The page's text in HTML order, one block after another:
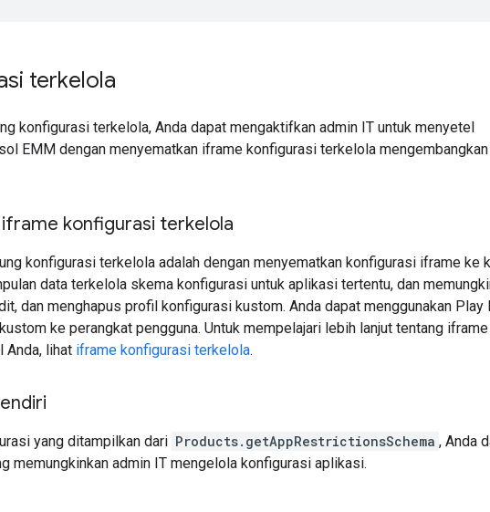
terkelola
konfigurasi terkelola, Anda dapat mengaktifkan admin IT untuk menyetel
EMM dengan menyematkan iframe konfigurasi terkelola mengembangkan
konfigurasi terkelola
konfigurasi terkelola adalah dengan menyematkan konfigurasi iframe ke
data terkelola skema konfigurasi untuk aplikasi tertentu, dan
dan menghapus profil konfigurasi kustom. Anda dapat menggunakan Play
ke perangkat pengguna. Untuk mempelajari lebih lanjut tentang
Anda, lihat iframe konfigurasi terkelola.
yang ditampilkan dari Products.getAppRestrictionsSchema , Anda
memungkinkan admin IT mengelola konfigurasi aplikasi.